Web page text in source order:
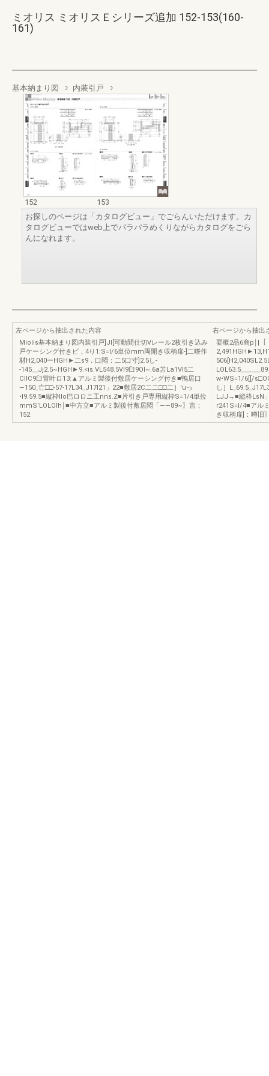
ミオリス ミオリスＥシリーズ追加 152-153(160-
161)
基本納まり図 内装引戸
152
153
お探しのページは「カタログビュー」でごらんいただけます。カ
タログビューではweb上でパラパラめくりながらカタログをごら
んになれます。
左ページから抽出された内容
MioIis基本納まり図内装引戸]JI[可動間仕切Vレール2枚引き込み
戸ケーシング付きビ，4り1:S=l/6単位mm両開き収柄扉-]二嗜作
材H2,040ーHGH►二s9．口悶：二5口寸]2.5し-
-145__Jj2.5~HGH►9.<is.VL548.5Vl9臼9Ol~.6a苫La1Vl5二
CllC9臼冒叶ロ13:▲アルミ製後付敷居ケーシング付き■鴨居口
―150_亡□□-57-17L34_J17l21」22■敷居2C二二□□二］'uっ
•I9.59.5■縦枠llo巴ロロニ工nns.Z■片引き戸専用縦枠S=1/4単位
mmS'LOLOlh￨■中方立■アルミ製後付敷居悶「――89~〗言；
152
右ページから抽出
要概2品6商p￨|［
w•WS=1/6[[/
し］
LJJ→■縦枠LsN
r241S=l/4■アル
き収柄扉]：噂旧